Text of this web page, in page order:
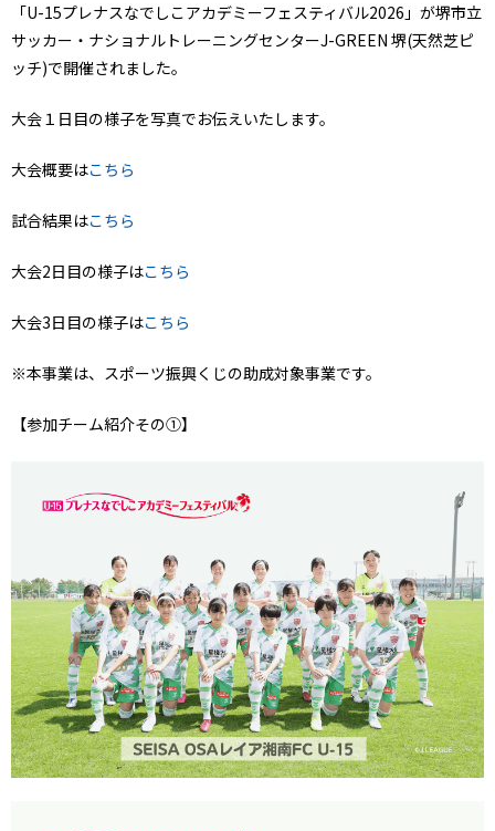
「U-15プレナスなでしこアカデミーフェスティバル2026」が堺市立
サッカー・ナショナルトレーニングセンターJ-GREEN 堺(天然芝ピ
ッチ)で開催されました。
大会１日目の様子を写真でお伝えいたします。
大会概要はこちら
試合結果はこちら
大会2日目の様子はこちら
大会3日目の様子はこちら
※本事業は、スポーツ振興くじの助成対象事業です。
【参加チーム紹介その①】